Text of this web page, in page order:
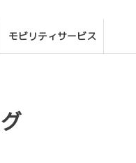
モビリティサービス